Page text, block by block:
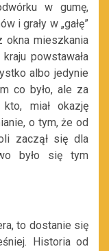
w gumę,
i grały w „gałę”
okna mieszkania
powstawała
albo jedynie
co było, ale za
miał okazję
o tym, że od
zaczął się dla
było się tym
to dostanie się
Historia od